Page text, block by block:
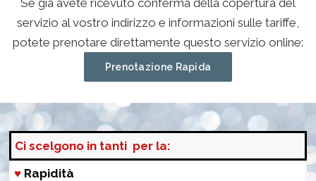
Se già avete ricevuto conferma della copertura del
servizio al vostro indirizzo e informazioni sulle tariffe,
potete prenotare direttamente questo servizio online:
Prenotazione Rapida
Ci scelgono in tanti per la:
♥ Rapidità